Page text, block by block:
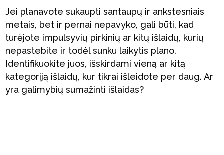
Jei planavote sukaupti santaupų ir ankstesniais
metais, bet ir pernai nepavyko, gali būti, kad
turėjote impulsyvių pirkinių ar kitų išlaidų, kurių
nepastebite ir todėl sunku laikytis plano.
Identifikuokite juos, išskirdami vieną ar kitą
kategoriją išlaidų, kur tikrai išleidote per daug. Ar
yra galimybių sumažinti išlaidas?